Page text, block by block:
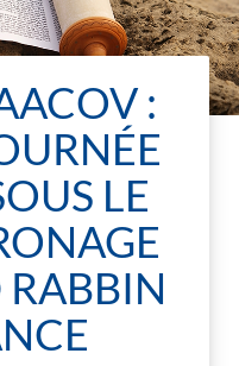
:
LE